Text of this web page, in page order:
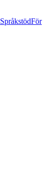
SpråkstödFör